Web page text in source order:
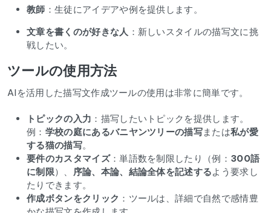
教師 ：生徒にアイデアや例を提供します。
文章を書くのが好きな人 ：新しいスタイルの描写文に挑
戦したい。
ツールの使用方法
AIを活用した描写文作成ツールの使用は非常に簡単です。
トピックの入力 ：描写したいトピックを提供します。
例： 学校の庭にあるバニヤンツリーの描写または私が愛
する猫の描写。
要件のカスタマイズ：単語数を制限したり（例： 300語
に制限）、 序論、本論、結論全体を記述するよう要求し
たりできます。
作成ボタンをクリック ：ツールは、詳細で自然で感情豊